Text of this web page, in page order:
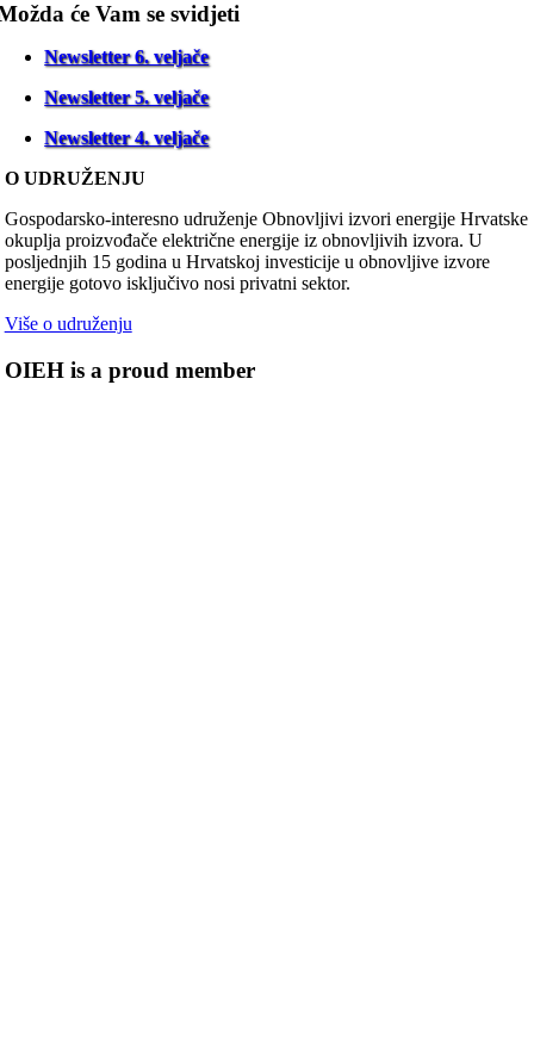
će Vam se svidjeti
Newsletter 6. veljače
Newsletter 5. veljače
Newsletter 4. veljače
O UDRUŽENJU
Gospodarsko-interesno udruženje Obnovljivi izvori energije Hrvatske
okuplja proizvođače električne energije iz obnovljivih izvora. U
posljednjih 15 godina u Hrvatskoj investicije u obnovljive izvore
energije gotovo isključivo nosi privatni sektor.
Više o udruženju
OIEH is a proud member